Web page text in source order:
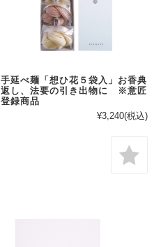
手延べ麺「想ひ花５袋入」お香典
返し、法要の引き出物に ※意匠
登録商品
¥3,240(税込)